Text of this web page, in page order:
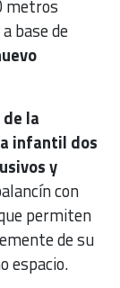
metros
a base de
la
infantil dos
y
con
permiten
de su
espacio.